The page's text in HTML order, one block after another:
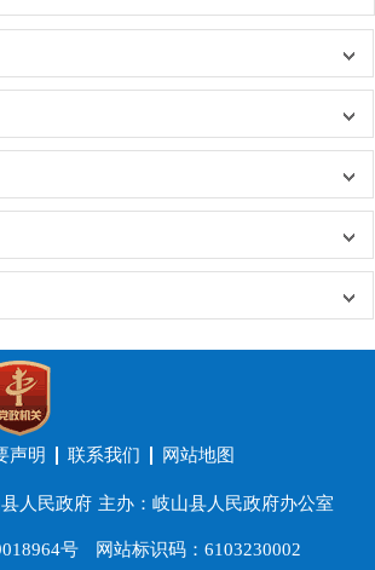
声明 联系我们 网站地图
人民政府 主办：岐山县人民政府办公室
号 网站标识码：6103230002